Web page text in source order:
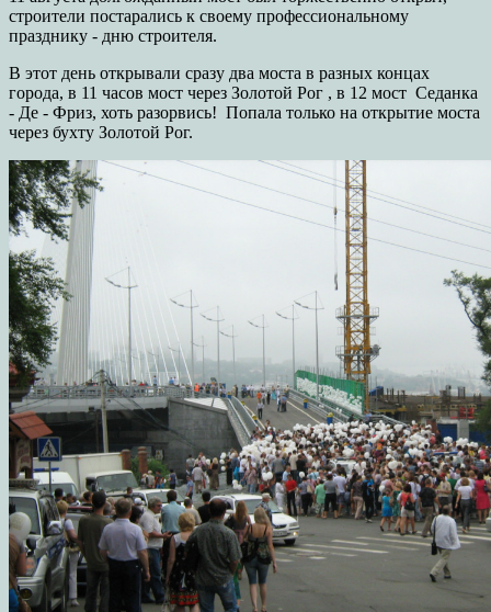
строители постарались к своему профессиональному
празднику - дню строителя.
В этот день открывали сразу два моста в разных концах
города, в 11 часов мост через Золотой Рог , в 12 мост Седанка
- Де - Фриз, хоть разорвись! Попала только на открытие моста
через бухту Золотой Рог.